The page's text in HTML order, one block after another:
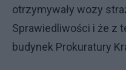
otrzymywały wozy
Sprawiedliwości i że z
budynek Prokuratury